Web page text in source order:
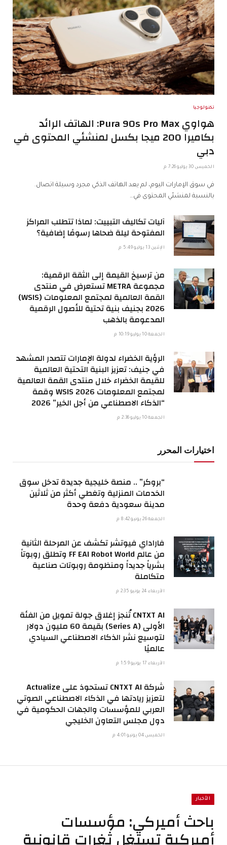
تكنولوجيا
هواوي Pura 90s Pro Max: الهاتف الرائد
بكاميرا 200 ميجا بكسل لمنشئي المحتوى في
دبي
الخميس 30 يوليو 7:26 م
في سوق الإمارات اليوم، لم يعد الهاتف الذكي مجرد وسيلة اتصال.
بالنسبة لمنشئي المحتوى في…
آليات تكاليف التبييت: لماذا تتطلب المراكز
المفتوحة ليلة ضحاها رسومًا إضافية؟
الإثنين 13 يوليو 5:49 م
من ترسيخ القيمة إلى الثقة الرقمية:
مجموعة METRA تستعرض في منتدى
القمة العالمية لمجتمع المعلومات (WSIS)
2026 بجنيف بنية تحتية للأصول الرقمية
المدعومة بالذهب
الجمعة 10 يوليو 10:19 م
الرؤية الخضراء لدولة الإمارات تتصدر المشهد
في جنيف: تعزيز البنية التحتية العالمية
للقيمة الخضراء خلال منتدى القمة العالمية
لمجتمع المعلومات WSIS 2026 وقمة
“الذكاء الاصطناعي من أجل الخير” 2026
الجمعة 10 يوليو 2:36 م
اختيارات المحرر
“بروكر” .. منصة خليجية جديدة تدخل سوق
الخدمات المنزلية وتغطي أكثر من ثلاثين
مدينة سعودية دفعة وحدة
الجمعة 26 يونيو 8:42 م
فاراداي فيوتشر تكشف عن المرحلة الثانية
من عالم FF EAI Robot World وتطلق روبوتاً
بشرياً جديداً ومنظومة روبوتات صناعية
متكاملة
الأربعاء 24 يونيو 2:35 م
CNTXT AI تُنجز إغلاق جولة تمويل من الفئة
الأولى (Series A) بقيمة 60 مليون دولار
لتوسيع نشر الذكاء الاصطناعي السيادي
عالميًا
الأربعاء 17 يونيو 1:59 م
شركة CNTXT AI تستحوذ على Actualize
لتعزيز ريادتها في الذكاء الاصطناعي الصوتي
العربي للمؤسسات والجهات الحكومية في
دول مجلس التعاون الخليجي
الخميس 04 يونيو 4:01 م
الأخبار
باحث أميركي: مؤسسات